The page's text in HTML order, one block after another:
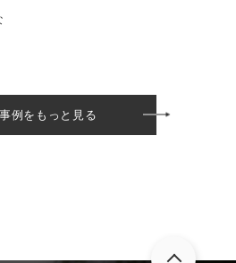
例をもっと見る